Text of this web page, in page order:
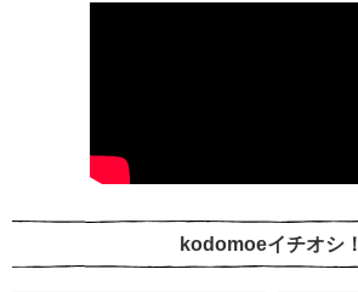
kodomoeイチオシ！